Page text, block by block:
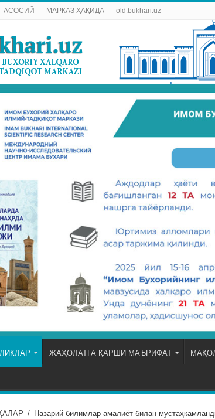
АСОСИЙ МАРКАЗ ҲАҚИДА old.bukhari.uz
ЖАҲОЛАТГА ҚАРШИ МАЪРИФАТ
/ Назарий билимлар амалиёт билан